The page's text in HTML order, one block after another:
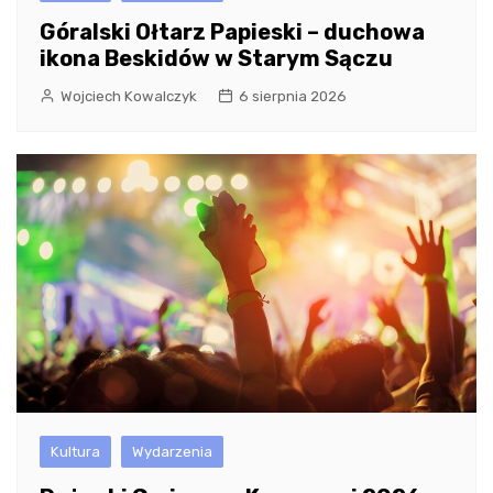
Góralski Ołtarz Papieski – duchowa
ikona Beskidów w Starym Sączu
Wojciech Kowalczyk 6 sierpnia 2026
Kultura Wydarzenia